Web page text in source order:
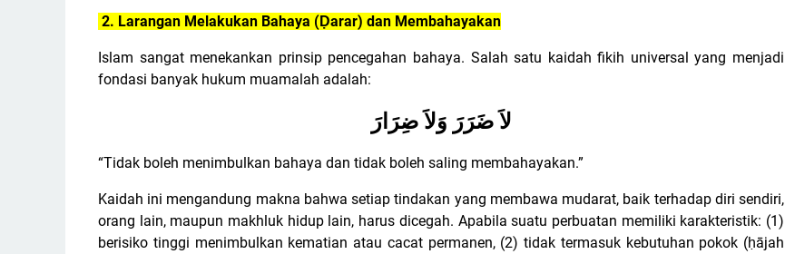
2. Larangan Melakukan Bahaya (Ḍarar) dan Membahayakan
Islam sangat menekankan prinsip pencegahan bahaya. Salah satu kaidah fikih universal yang menjadi
fondasi banyak hukum muamalah adalah:
لاَ ضَرَرَ وَلاَ ضِرَارَ
“Tidak boleh menimbulkan bahaya dan tidak boleh saling membahayakan.”
Kaidah ini mengandung makna bahwa setiap tindakan yang membawa mudarat, baik terhadap diri sendiri,
orang lain, maupun makhluk hidup lain, harus dicegah. Apabila suatu perbuatan memiliki karakteristik: (1)
berisiko tinggi menimbulkan kematian atau cacat permanen, (2) tidak termasuk kebutuhan pokok (ḥājah